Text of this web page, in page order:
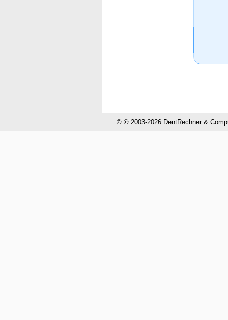
© ℗ 2003-2026 DentRechner &